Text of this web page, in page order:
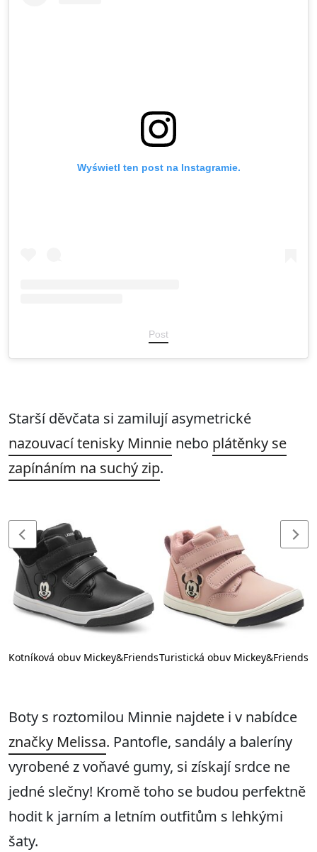
Wyświetl ten post na Instagramie.
Post
Starší děvčata si zamilují asymetrické
nazouvací tenisky Minnie nebo plátěnky se
zapínáním na suchý zip.
Kotníková obuv Mickey&FriendsTuristická obuv Mickey&Friends
Boty s roztomilou Minnie najdete i v nabídce
značky Melissa. Pantofle, sandály a baleríny
vyrobené z voňavé gumy, si získají srdce ne
jedné slečny! Kromě toho se budou perfektně
hodit k jarním a letním outfitům s lehkými
šaty.